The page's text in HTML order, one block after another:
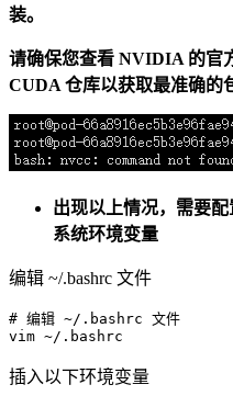
装。
请确保您查看 NVIDIA 的官
CUDA 仓库以获取最准确的
出现以上情况，需要
系统环境变量
编辑 ~/.bashrc 文件
# 编辑 ~/.bashrc 文件
vim
插入以下环境变量